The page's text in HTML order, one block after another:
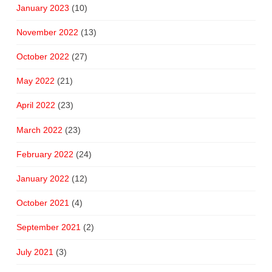
January 2023 (10)
November 2022 (13)
October 2022 (27)
May 2022 (21)
April 2022 (23)
March 2022 (23)
February 2022 (24)
January 2022 (12)
October 2021 (4)
September 2021(2)
July 2021 (3)